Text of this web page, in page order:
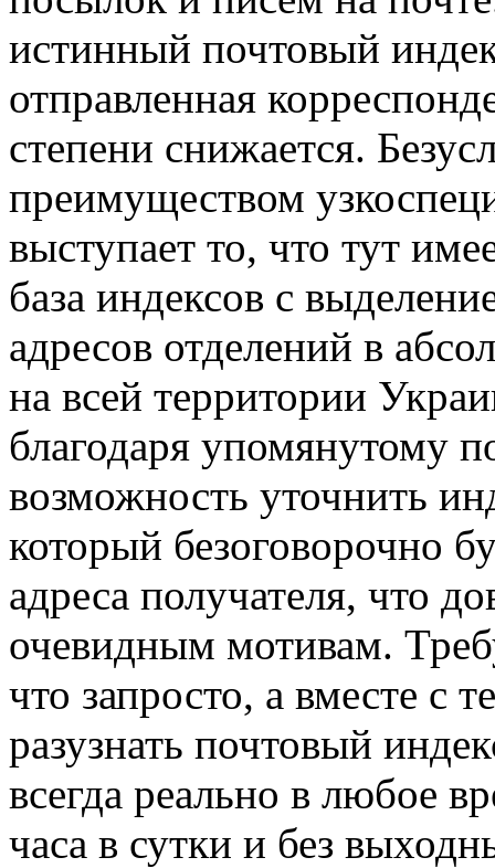
истинный почтовый
отправленная
степени снижается.
преимуществом
выступает то, что тут
база индексов с
адресов отделений в
на всей территории
благодаря упомянутому
возможность уточнить
который безоговорочно
адреса получателя, что
очевидным мотивам.
что запросто, а вместе с
разузнать почтовый
всегда реально в любое
часа в сутки и без